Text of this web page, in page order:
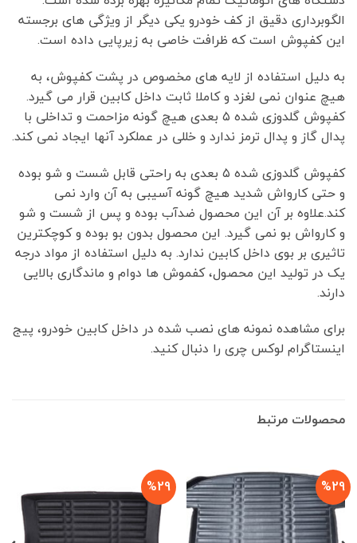
الگوبرداری دقیق از کف خودرو یکی دیگر از ویژگی های برجسته
این کفپوش است که ظرافت خاصی به زیرپایی داده است.
به دلیل استفاده از لایه های مخصوص در پشت کفپوش، به
هیچ عنوان نمی لغزد و کاملا ثابت داخل کابین قرار می گیرد.
کفپوش گلدوزی شده ۵ بعدی هیچ گونه مزاحمت و تداخلی با
پدال گاز و پدال ترمز ندارد و خللی در عملکرد آنها ایجاد نمی کند.
کفپوش گلدوزی شده ۵ بعدی به راحتی قابل شست و شو بوده
و حتی کارواش شدید هیچ گونه آسیبی به آن وارد نمی
کند.علاوه بر آن این محصول ضدآب بوده و پس از شست و شو
و کارواش بو نمی گیرد. این محصول بدون بو بوده و کوچکترین
تاثیری بر بوی داخل کابین ندارد. به دلیل استفاده از مواد درجه
یک در تولید این محصول، کفموش ها دوام و ماندگاری بالایی
دارند.
برای مشاهده نمونه های نصب شده در داخل کابین خودرو، پیج
اینستاگرام لوکس چری را دنبال کنید.
محصولات مرتبط
%29
%29